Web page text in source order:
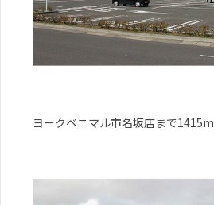
ヨークベニマル市名坂店まで1415m